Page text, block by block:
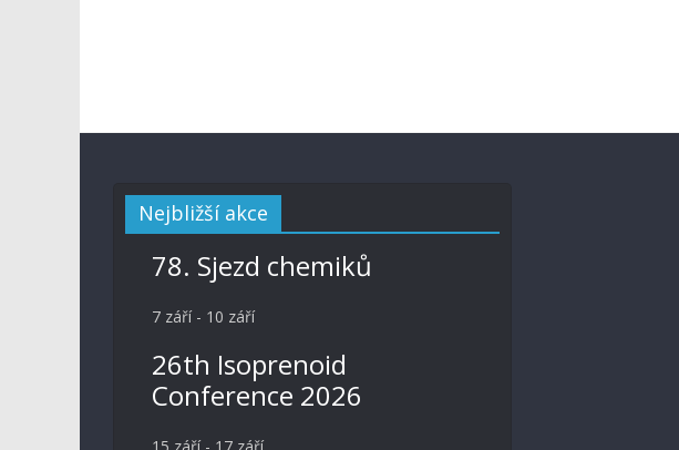
Nejbližší akce
78. Sjezd chemiků
7 září- 10 září
26th Isoprenoid
Conference 2026
15 září- 17 září